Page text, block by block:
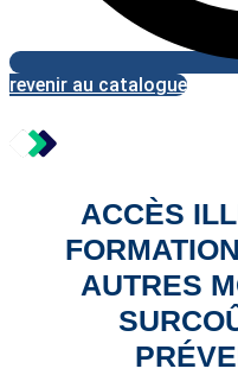
revenir au catalogue
ACCÈS
AUTRES